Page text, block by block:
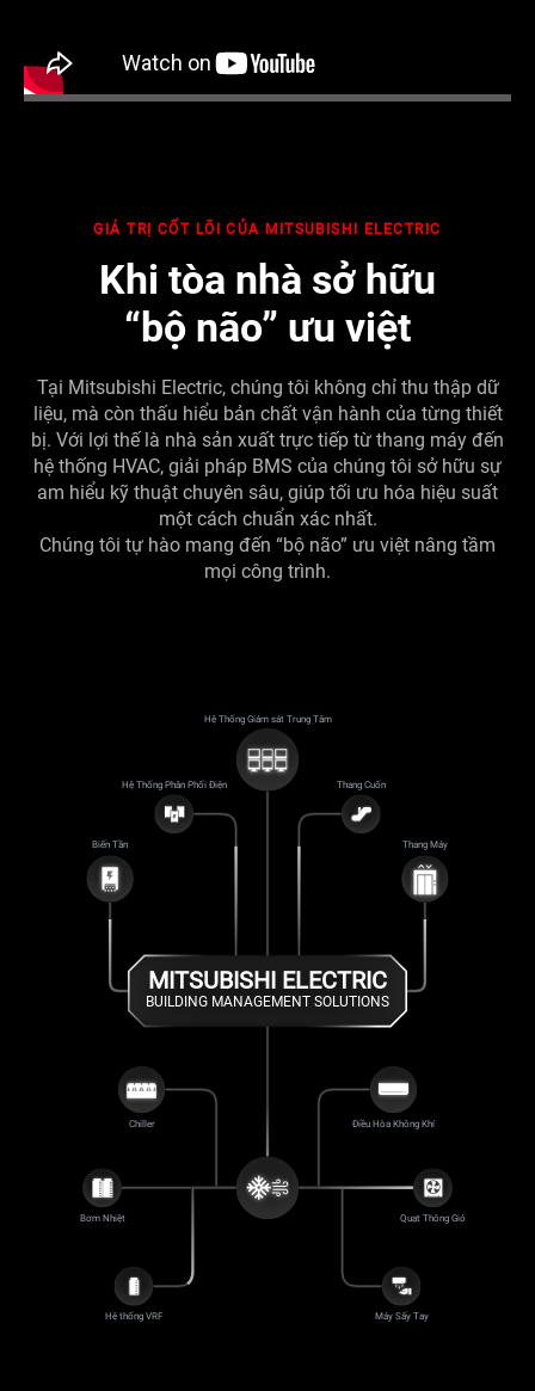
GIÁ TRỊ CỐT LÕI CỦA MITSUBISHI ELECTRIC
Khi tòa nhà sở hữu
“bộ não” ưu việt
Tại Mitsubishi Electric, chúng tôi không chỉ thu thập dữ
liệu, mà còn thấu hiểu bản chất vận hành của từng thiết
bị. Với lợi thế là nhà sản xuất trực tiếp từ thang máy đến
hệ thống HVAC, giải pháp BMS của chúng tôi sở hữu sự
am hiểu kỹ thuật chuyên sâu, giúp tối ưu hóa hiệu suất
một cách chuẩn xác nhất.
Chúng tôi tự hào mang đến “bộ não” ưu việt nâng tầm
mọi công trình.
MITSUBISHI ELECTRIC
BUILDING MANAGEMENT SOLUTIONS
Hệ Thống Giám sát Trung Tâm
Hệ Thống Phân Phối Điện Thang Cuốn
Biến Tần Thang Máy
Chiller
Bơm Nhiệt
Hệ thống VRF
Điều Hòa Không Khí
Quạt Thông Gió
Máy Sấy Tay